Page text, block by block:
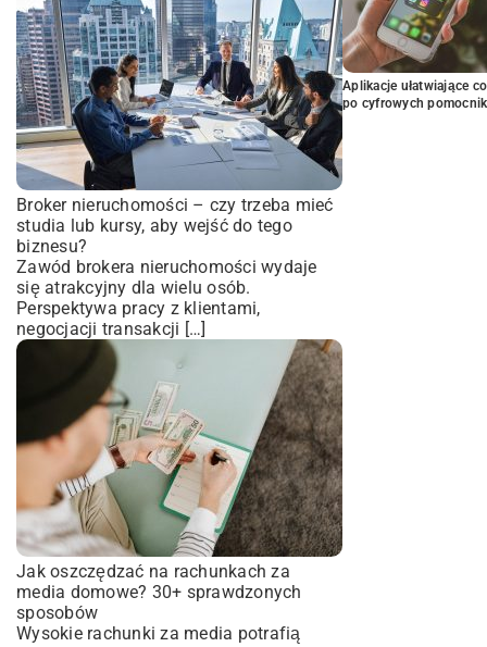
Broker nieruchomości – czy trzeba mieć
studia lub kursy, aby wejść do tego
biznesu?
Zawód brokera nieruchomości wydaje
się atrakcyjny dla wielu osób.
Perspektywa pracy z klientami,
negocjacji transakcji […]
Jak oszczędzać na rachunkach za
media domowe? 30+ sprawdzonych
sposobów
Wysokie rachunki za media potrafią
Aplikacje ułatwiające
po cyfrowych